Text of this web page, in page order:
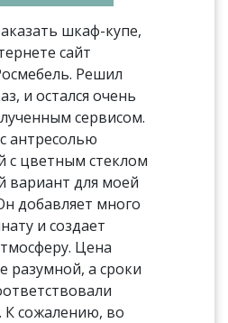
шкаф-купе,
сайт
Решил
и остался очень
сервисом.
антресолью
с цветным стеклом
вариант для моей
добавляет много
и создает
Цена
разумной, а сроки
сожалению, во